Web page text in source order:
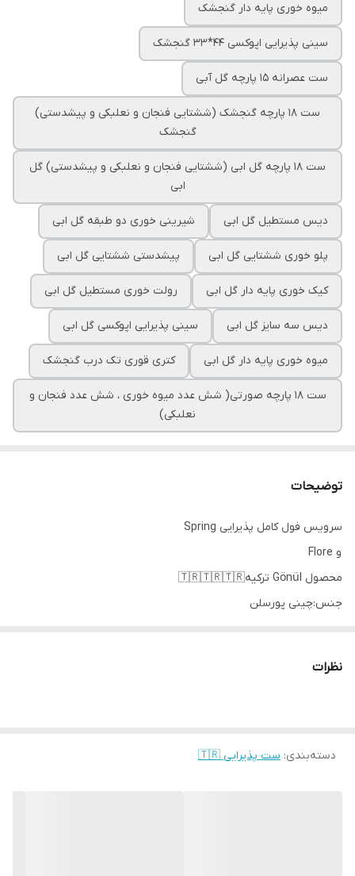
میوه خوری پایه دار گنجشک
سینی پذیرایی اپوکسی ۴۴*۳۳ گنجشک
ست عصرانه ۱۵ پارچه گل آبی
ست ۱۸ پارچه گنجشک (ششتایی فنجان و نعلبکی و پیشدستی)
گنجشک
ست ۱۸ پارچه گل ابی (ششتایی فنجان و نعلبکی و پیشدستی) گل
ابی
دیس مستطیل گل ابی شیرینی خوری دو طبقه گل ابی
پلو خوری ششتایی گل ابی پیشدستی ششتایی گل ابی
کیک خوری پایه دار گل ابی رولت خوری مستطیل گل ابی
دیس سه سایز گل ابی سینی پذیرایی اپوکسی گل ابی
میوه خوری پایه دار گل ابی کتری قوری تک درب گنجشک
ست ۱۸ پارچه صورتی( شش عدد میوه خوری ، شش عدد فنجان و
نعلبکی)
توضیحات
سرویس فول کامل پذیرایی Spring
و Flore
محصول Gönül ترکیه🇹🇷🇹🇷🇹🇷
جنس:چینی پورسلن
نظرات
دسته‌بندی: ست پذیرایی 🇹🇷